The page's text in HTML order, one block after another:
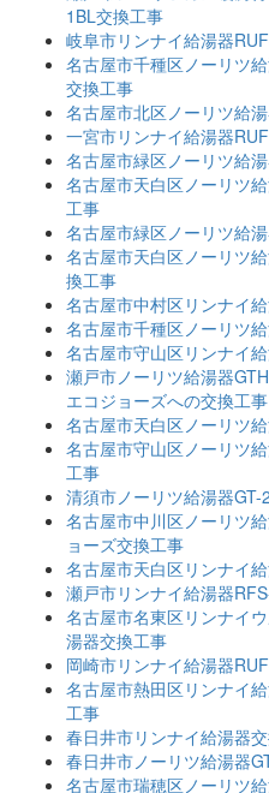
1BL交換工事
岐阜市リンナイ給湯器
名古屋市千種区ノーリツ
交換工事
名古屋市北区ノーリツ給
一宮市リンナイ給湯器
名古屋市緑区ノーリツ給
名古屋市天白区ノーリツ
工事
名古屋市緑区ノーリツ給
名古屋市天白区ノーリツ
換工事
名古屋市中村区リンナイ
名古屋市千種区ノーリツ
名古屋市守山区リンナイ
瀬戸市ノーリツ給湯器
エコジョーズへの交換工事
名古屋市天白区ノーリツ
名古屋市守山区ノーリツ
工事
清須市ノーリツ給湯器
名古屋市中川区ノーリツ
ョーズ交換工事
名古屋市天白区リンナイ
瀬戸市リンナイ給湯器
名古屋市名東区リンナイ
湯器交換工事
岡崎市リンナイ給湯器
名古屋市熱田区リンナイ
工事
春日井市リンナイ給湯器
春日井市ノーリツ給湯器
名古屋市瑞穂区ノーリツ